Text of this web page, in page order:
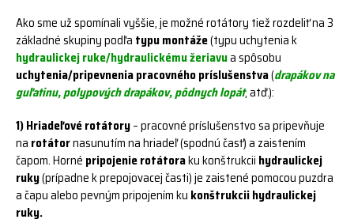
Ako sme už spomínali vyššie, je možné rotátory tiež rozdeliť na 3
základné skupiny podľa typu montáže(typu uchytenia k
hydraulickej ruke/hydraulickému žeriavua spôsobu
uchytenia/pripevnenia pracovného príslušenstva(drapákov na
guľatinu, polypových drapákov, pôdnych lopát, atď.):
1) Hriadeľové rotátory– pracovné príslušenstvo sa pripevňuje
na rotátornasunutím na hriadeľ (spodnú časť) a zaistením
čapom. Horné pripojenie rotátoraku konštrukcii hydraulickej
ruky(prípadne k prepojovacej časti) je zaistené pomocou puzdra
a čapu alebo pevným pripojením ku konštrukcii hydraulickej
ruky.